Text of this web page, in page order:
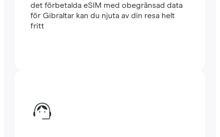
det förbetalda eSIM med obegränsad data
för Gibraltar kan du njuta av din resa helt
fritt